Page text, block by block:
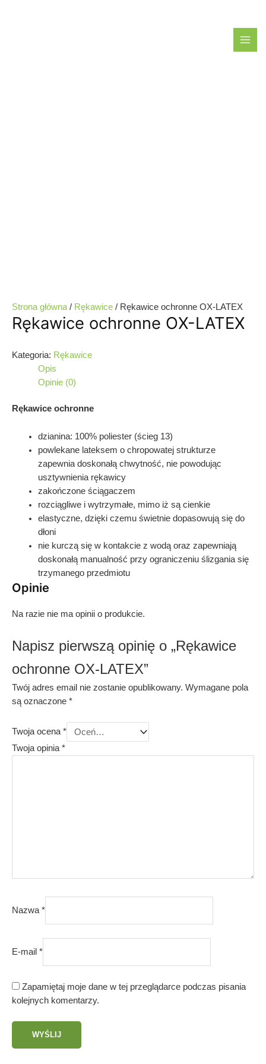
Strona główna / Rękawice / Rękawice ochronne OX-LATEX
Rękawice ochronne OX-LATEX
Kategoria: Rękawice
Opis
Opinie (0)
Rękawice ochronne
dzianina: 100% poliester (ścieg 13)
powlekane lateksem o chropowatej strukturze
zapewnia doskonałą chwytność, nie powodując
usztywnienia rękawicy
zakończone ściągaczem
rozciągliwe i wytrzymałe, mimo iż są cienkie
elastyczne, dzięki czemu świetnie dopasowują się do
dłoni
nie kurczą się w kontakcie z wodą oraz zapewniają
doskonałą manualność przy ograniczeniu ślizgania się
trzymanego przedmiotu
Opinie
Na razie nie ma opinii o produkcie.
Napisz pierwszą opinię o „Rękawice
ochronne OX-LATEX”
Twój adres email nie zostanie opublikowany. Wymagane pola
są oznaczone *
Twoja ocena*
Twoja opinia *
Nazwa *
E-mail *
Zapamiętaj moje dane w tej przeglądarce podczas pisania
kolejnych komentarzy.